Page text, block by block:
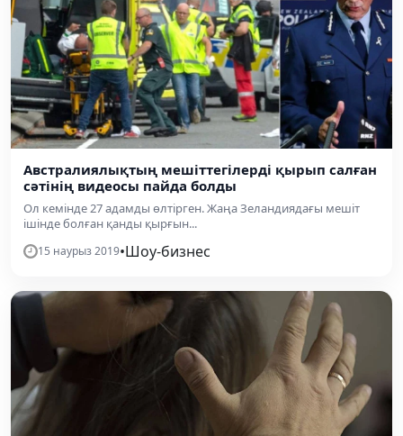
Австралиялықтың мешіттегілерді қырып салған
сәтінің видеосы пайда болды
Ол кемінде 27 адамды өлтірген. Жаңа Зеландиядағы мешіт
ішінде болған қанды қырғын...
15 наурыз 2019•Шоу-бизнес